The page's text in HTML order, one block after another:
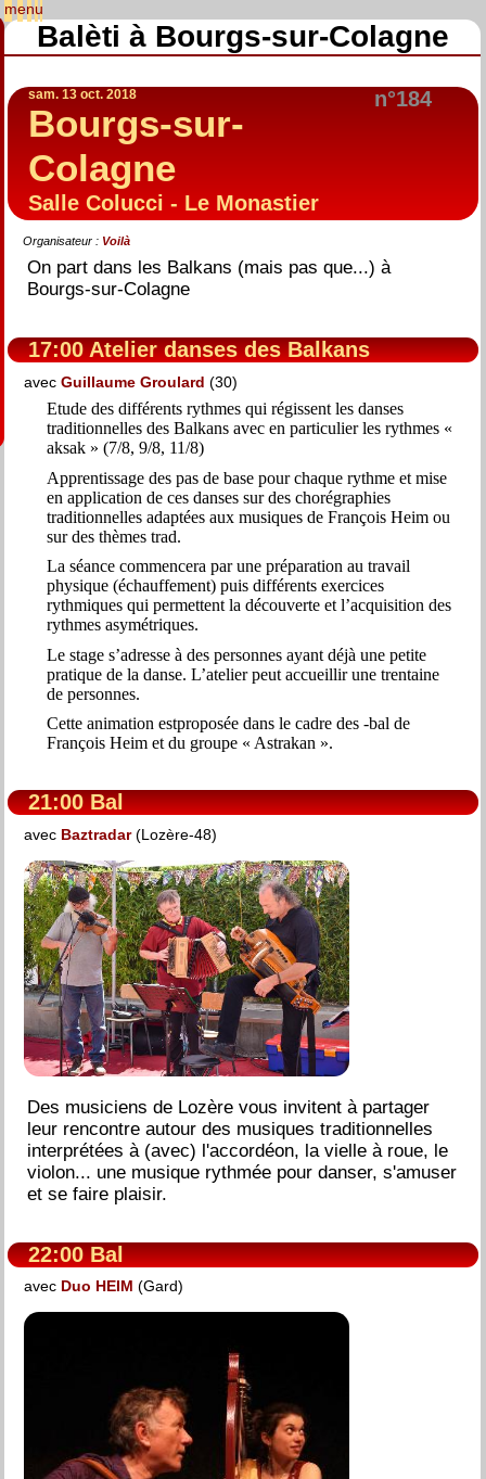
Balèti à Bourgs-sur-Colagne
n°184
sam. 13 oct. 2018
Bourgs-sur-
Colagne
Salle Colucci - Le Monastier
Organisateur : Voilà
On part dans les Balkans (mais pas que...) à
Bourgs-sur-Colagne
17:00 Atelier danses des Balkans
avecGuillaume Groulard (30)
Etude des différents rythmes qui régissent les danses
traditionnelles des Balkans avec en particulier les rythmes «
aksak » (7/8, 9/8, 11/8)
Apprentissage des pas de base pour chaque rythme et mise
en application de ces danses sur des chorégraphies
traditionnelles adaptées aux musiques de François Heim ou
sur des thèmes trad.
La séance commencera par une préparation au travail
physique (échauffement) puis différents exercices
rythmiques qui permettent la découverte et l’acquisition des
rythmes asymétriques.
Le stage s’adresse à des personnes ayant déjà une petite
pratique de la danse. L’atelier peut accueillir une trentaine
de personnes.
Cette animation estproposée dans le cadre des -bal de
François Heim et du groupe « Astrakan ».
21:00 Bal
avec Baztradar(Lozère-48)
Des musiciens de Lozère vous invitent à partager
leur rencontre autour des musiques traditionnelles
interprétées à (avec) l'accordéon, la vielle à roue, le
violon... une musique rythmée pour danser, s'amuser
et se faire plaisir.
22:00 Bal
avec Duo HEIM (Gard)